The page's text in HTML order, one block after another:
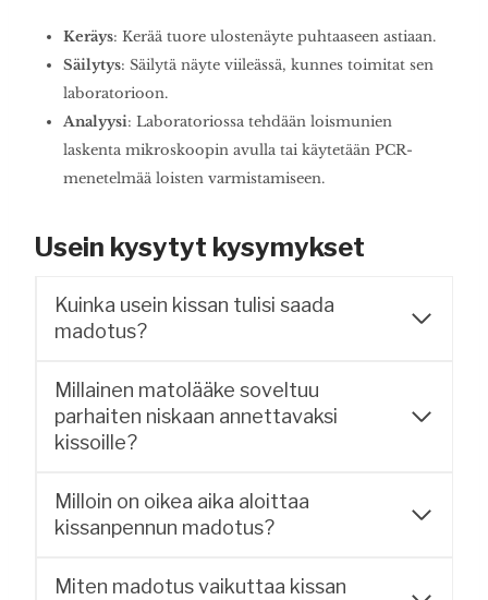
Keräys: Kerää tuore ulostenäyte puhtaaseen astiaan.
Säilytys: Säilytä näyte viileässä, kunnes toimitat sen
laboratorioon.
Analyysi: Laboratoriossa tehdään loismunien
laskenta mikroskoopin avulla tai käytetään PCR-
menetelmää loisten varmistamiseen.
Usein kysytyt kysymykset
Kuinka usein kissan tulisi saada
madotus?
Millainen matolääke soveltuu
parhaiten niskaan annettavaksi
kissoille?
Milloin on oikea aika aloittaa
kissanpennun madotus?
Miten madotus vaikuttaa kissan